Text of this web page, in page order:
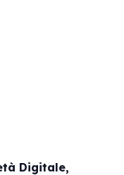
Digitale,